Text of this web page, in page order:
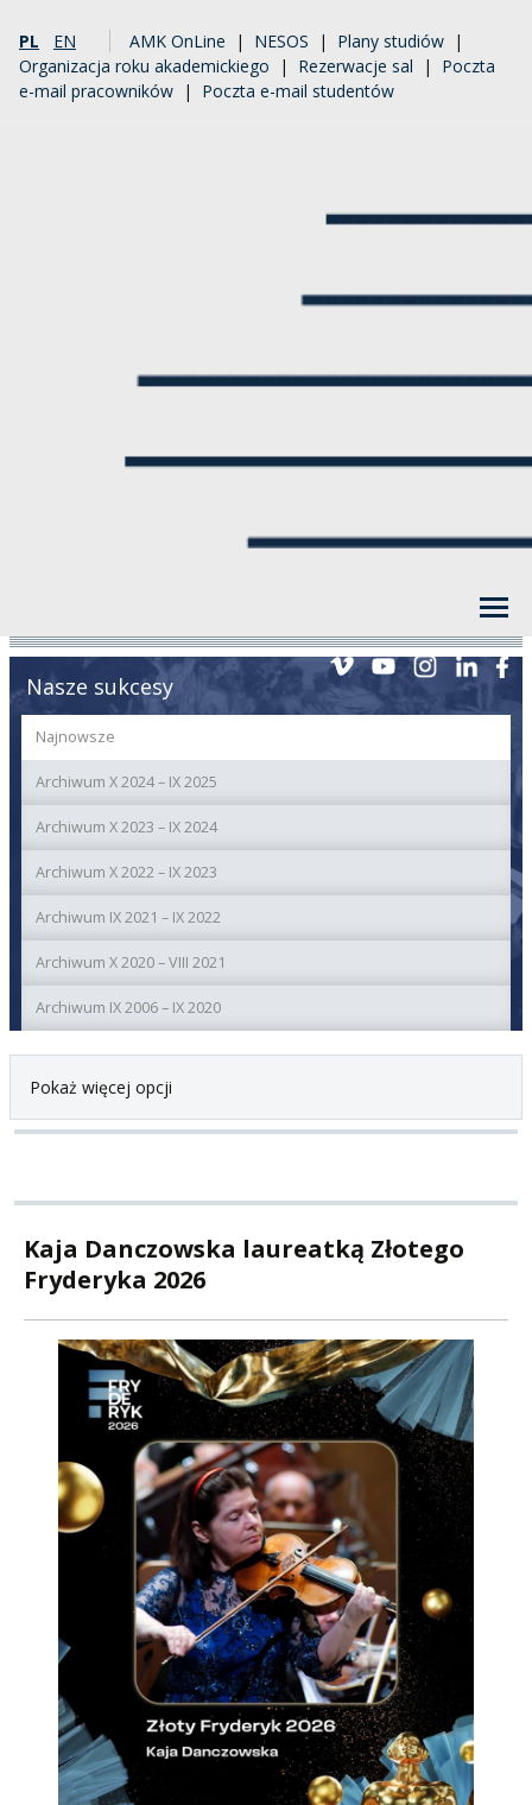
PL EN AMK OnLine | NESOS | Plany studiów |
Organizacja roku akademickiego | Rezerwacje sal | Poczta
e-mail pracowników | Poczta e-mail studentów
Nasze sukcesy
Najnowsze
Archiwum X 2024 – IX 2025
Archiwum X 2023 – IX 2024
Archiwum X 2022 – IX 2023
Archiwum IX 2021 – IX 2022
Archiwum X 2020 – VIII 2021
Archiwum IX 2006 – IX 2020
Pokaż więcej opcji
Kaja Danczowska laureatką Złotego
Fryderyka 2026